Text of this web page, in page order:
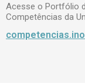
Acesse o Portfólio
Competências da